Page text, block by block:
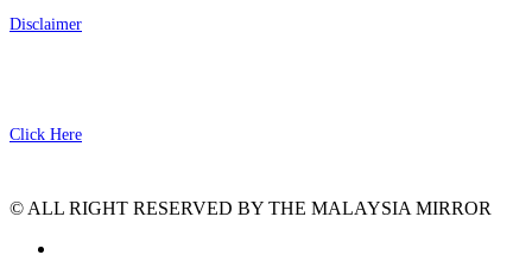
Disclaimer
Click Here
© ALL RIGHT RESERVED BY THE MALAYSIA MIRROR